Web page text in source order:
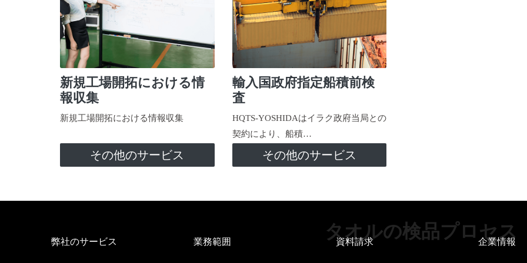
新規工場開拓における情
報収集
新規工場開拓における情報収集
その他のサービス
輸入国政府指定船積前検
査
HQTS-YOSHIDAはイラク政府当局との
契約により、船積…
その他のサービス
タオルの検品プロセス
弊社のサービス 業務範囲 資料請求 企業情報